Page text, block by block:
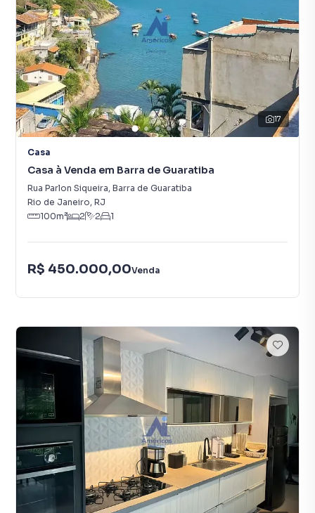
17
Casa
Casa à Venda em Barra de Guaratiba
Rua Parlon Siqueira, Barra de Guaratiba
Rio de Janeiro, RJ
100m² 2 2 1
R$ 450.000,00Venda